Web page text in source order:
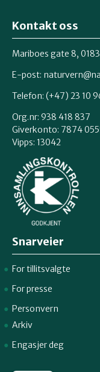
Kontakt oss
Mariboes gate 8,
E-post:
Telefon: (+47) 23 10
Org.nr: 938 418 837
Giverkonto: 7874
Vipps: 13042
Snarveier
For tillitsvalgte
For presse
Personvern
Arkiv
Engasjer deg